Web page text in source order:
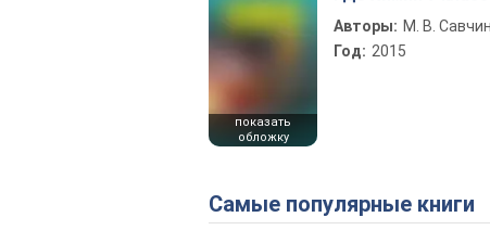
показать
обложку
Авторы: М. В. Савчин
Год: 2015
Самые популярные книги